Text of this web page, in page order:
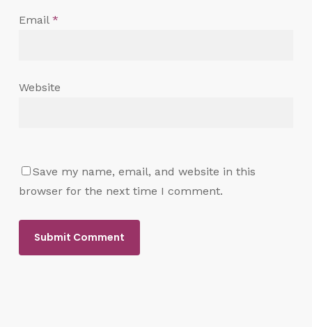
Email *
Website
Save my name, email, and website in this
browser for the next time I comment.